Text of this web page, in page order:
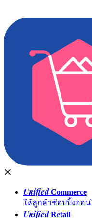
UnifiedCommerce
ให้ลูกค้าช้อปปิ้งออน
UnifiedRetail